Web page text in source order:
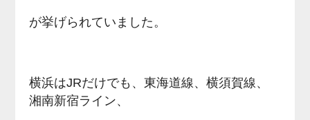
が挙げられていました。
横浜はJRだけでも、東海道線、横須賀線、
湘南新宿ライン、